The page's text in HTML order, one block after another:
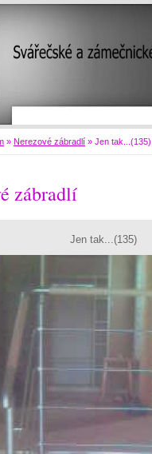
» Nerezové zábradlí » Jen tak...(135)
zábradlí
Jen tak...(135)